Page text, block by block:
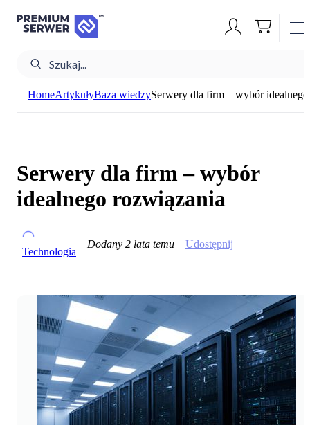
HomeArtykułyBaza wiedzySerwery dla firm – wybór
Serwery dla firm – wybór
idealnego rozwiązania
Technologia
Dodany 2 lata temu Udostępnij